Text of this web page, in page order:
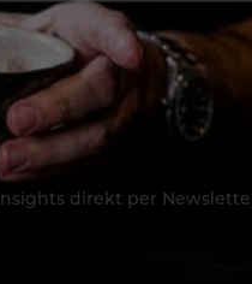
direkt per